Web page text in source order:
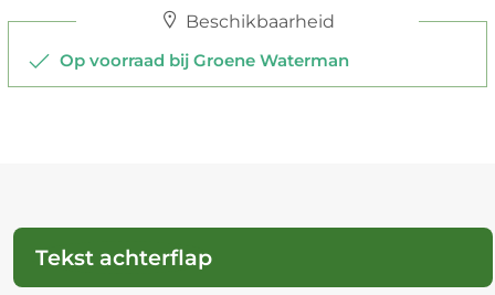
Beschikbaarheid
Op voorraad bij Groene Waterman
Tekst achterflap